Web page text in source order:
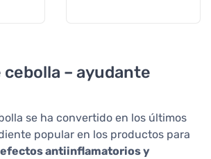
– ayudante
se ha convertido en los últimos
popular en los productos para
antiinflamatorios y